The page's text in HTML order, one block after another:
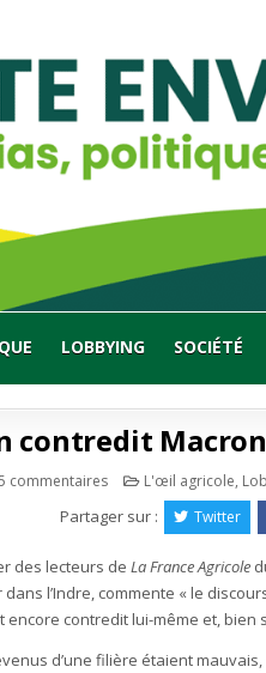
LOBBYING SOCIÉTÉ
contredit
commentairessur
contredit
Macron…
le
discours
Publié
L'œil agricole,
Partager sur : Twitter
des lecteurs deLa France Agricole
l’Indre, commente « le
encore contredit lui-même et,
d’une filière étaient